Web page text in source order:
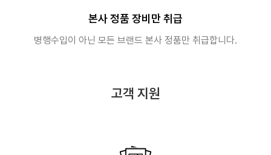
본사 정품 장비만 취급
병행수입이 아닌 모든 브랜드 본사 정품만 취급합니다.
고객 지원